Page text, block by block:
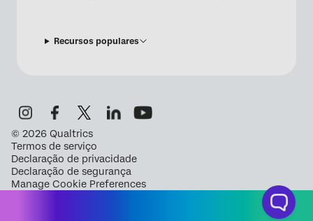
Recursos populares
© 2026 Qualtrics
Termos de serviço
Declaração de privacidade
Declaração de segurança
Manage Cookie Preferences